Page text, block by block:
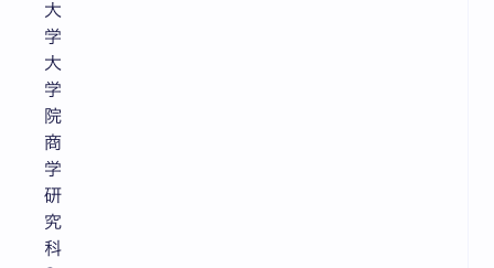
大
学
大
学
院
商
学
研
究
科